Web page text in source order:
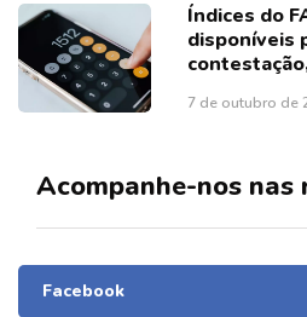
Índices do
disponíveis
7 de outubro de
Acompanhe-nos nas
Facebook